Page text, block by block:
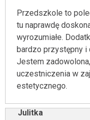
Przedszkole to
tu naprawdę
wyrozumiałe.
bardzo przystępny
Jestem
uczestniczenia w
estetycznego.
Julitka